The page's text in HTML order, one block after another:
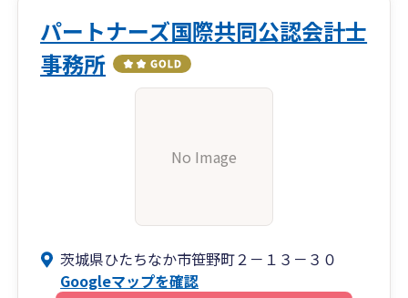
パートナーズ国際共同公認会計士
事務所
No Image
茨城県ひたちなか市笹野町２－１３－３０
Googleマップを確認